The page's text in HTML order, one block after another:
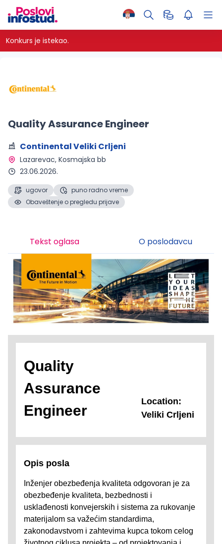
Konkurs je istekao.
Quality Assurance Engineer
Continental Veliki Crljeni
Lazarevac, Kosmajska bb
23.06.2026.
ugovor
puno radno vreme
Obaveštenje o pregledu prijave
Tekst oglasa O poslodavcu
Quality
Assurance
Engineer
Location:
Veliki Crljeni
Opis posla
Inženjer obezbeđenja kvaliteta odgovoran je za
obezbeđenje kvaliteta, bezbednosti i
usklađenosti konvejerskih i sistema za rukovanje
materijalom sa važećim standardima,
zakonodavstvom i zahtevima kupca tokom celog